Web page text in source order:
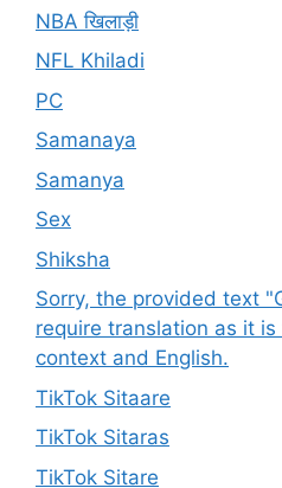
NBA खिलाड़ी
NFL Khiladi
PC
Samanaya
Samanya
Sex
Shiksha
Sorry, the provided text
require translation as it
context and English.
TikTok Sitaare
TikTok Sitaras
TikTok Sitare